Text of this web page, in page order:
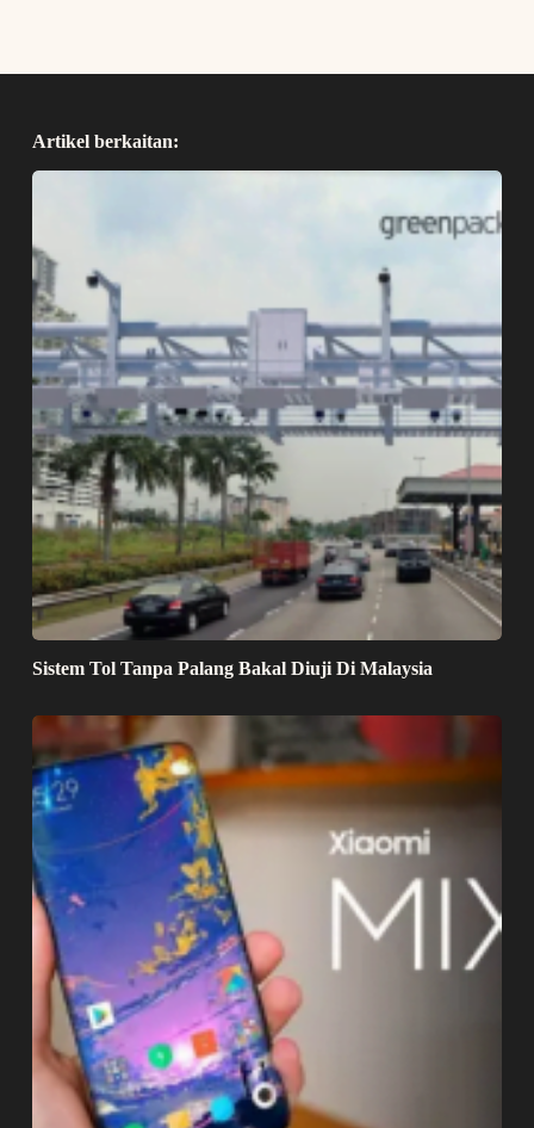
Artikel berkaitan:
Sistem Tol Tanpa Palang Bakal Diuji Di Malaysia